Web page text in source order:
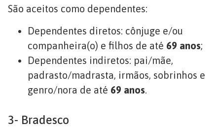
São aceitos como dependentes:
Dependentes diretos: cônjuge e/ou
companheira(o) e filhos de até 69 anos;
Dependentes indiretos: pai/mãe,
padrasto/madrasta, irmãos, sobrinhos e
genro/nora de até 69 anos.
3- Bradesco